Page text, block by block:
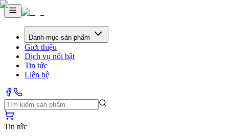
Danh mục sản phẩm
Giới thiệu
Dịch vụ nổi bật
Tin tức
Liên hệ
Tin tức